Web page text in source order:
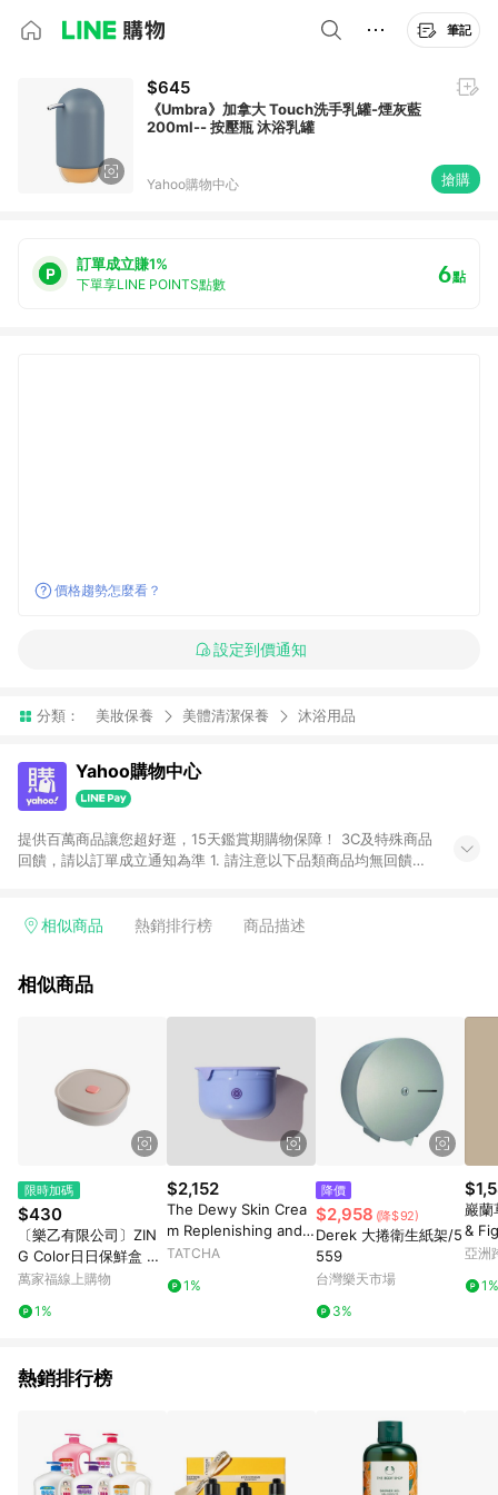
筆記
$645
《Umbra》加拿大 Touch洗手乳罐-煙灰藍
200ml-- 按壓瓶 沐浴乳罐
Yahoo購物中心 搶購
訂單成立賺1%
下單享LINE POINTS點數 6點
價格趨勢怎麼看？
設定到價通知
分類： 美妝保養 美體清潔保養 沐浴用品
Yahoo購物中心
提供百萬商品讓您超好逛，15天鑑賞期購物保障！ 3C及特殊商品
回饋，請以訂單成立通知為準 1. 請注意以下品類商品均無回饋：
電玩/遊戲/相機/單眼/鏡頭/拍立得 [2024/6/1起適用] -內接硬
的購回饋活動享Yahoo超贈點回饋者 - 購物中心商店之商品：商
價券等虛擬貨幣折抵 4. 大宗採購或批發轉賣不具回饋資格： 如
有相關事證認定您為大宗採購、批發轉賣而非最終消費使用者，
相關認定以Yahoo購物中心之認定為準
相似商品 熱銷排行榜 商品描述
相似商品
限時加碼
$430
〔樂乙有限公司〕ZIN
G Color日日保鮮盒 50
0ml 3種顏色
萬家福線上購物
1%
$2,152
The Dewy Skin Crea
m Replenishing and P
lumping Moisturizer
0 ml/1.7 fl. oz Refill Ta
TATCHA
1%
降價
$2,958 (降$92)
Derek 大捲衛生紙架/5
559
台灣樂天市場
3%
巖
&
亞洲
1%
熱銷排行榜